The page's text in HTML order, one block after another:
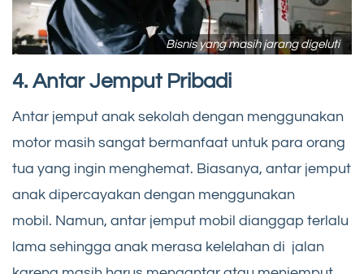
Bisnis yang masih jarang digeluti
4. Antar Jemput Pribadi
Antar jemput anak sekolah dengan menggunakan
motor masih sangat bermanfaat untuk para orang
tua yang ingin menghemat. Biasanya, antar jemput
anak dipercayakan dengan menggunakan
mobil. Namun, antar jemput mobil dianggap terlalu
lama sehingga anak merasa kelelahan di jalan